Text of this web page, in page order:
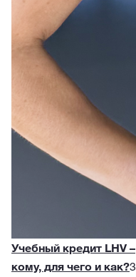
Учебный кредит LHV –
кому, для чего и как?3